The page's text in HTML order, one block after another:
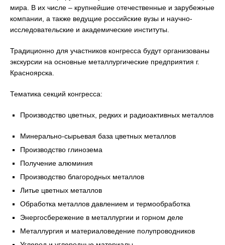
мира. В их числе – крупнейшие отечественные и зарубежные
компании, а также ведущие российские вузы и научно-
исследовательские и академические институты.
Традиционно для участников конгресса будут организованы
экскурсии на основные металлургические предприятия г.
Красноярска.
Тематика секций конгресса:
Производство цветных, редких и радиоактивных металлов
Минерально-сырьевая база цветных металлов
Производство глинозема
Получение алюминия
Производство благородных металлов
Литье цветных металлов
Обработка металлов давлением и термообработка
Энергосбережение в металлургии и горном деле
Металлургия и материаловедение полупроводников